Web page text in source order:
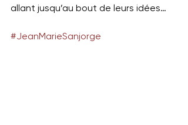
allant jusqu’au bout de leurs idées…
#JeanMarieSanjorge